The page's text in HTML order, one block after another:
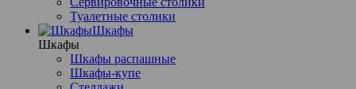
Туалетные столики
Шкафы
Шкафы
Шкафы распашные
Шкафы-купе